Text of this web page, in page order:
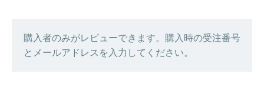
購入者のみがレビューできます。購入時の受注番号
とメールアドレスを入力してください。